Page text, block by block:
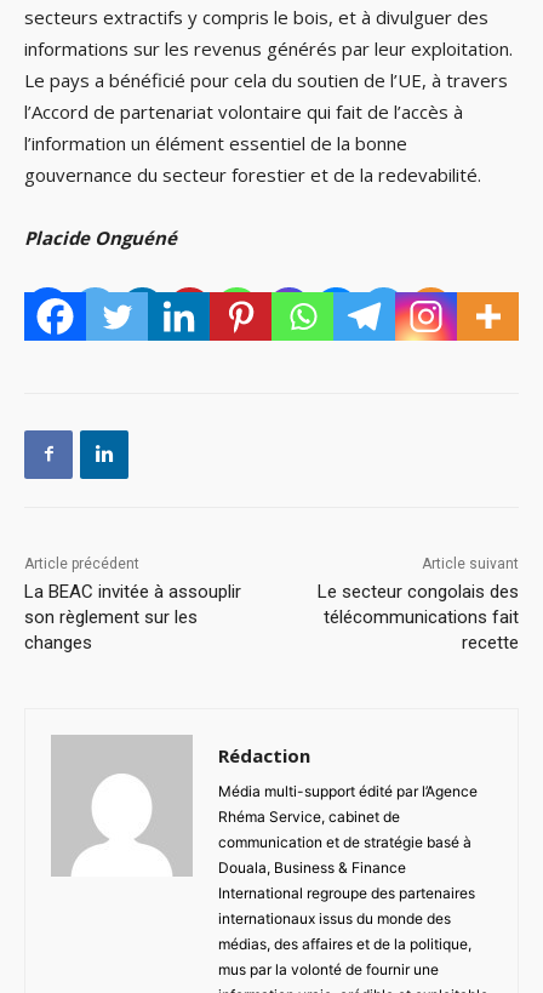
secteurs extractifs y compris le bois, et à divulguer des
informations sur les revenus générés par leur exploitation.
Le pays a bénéficié pour cela du soutien de l’UE, à travers
l’Accord de partenariat volontaire qui fait de l’accès à
l’information un élément essentiel de la bonne
gouvernance du secteur forestier et de la redevabilité.
Placide Onguéné
Article précédent
La BEAC invitée à assouplir
son règlement sur les
changes
Article suivant
Le secteur congolais des
télécommunications fait
recette
Rédaction
Média multi-support édité par l’Agence
Rhéma Service, cabinet de
communication et de stratégie basé à
Douala, Business & Finance
International regroupe des partenaires
internationaux issus du monde des
médias, des affaires et de la politique,
mus par la volonté de fournir une